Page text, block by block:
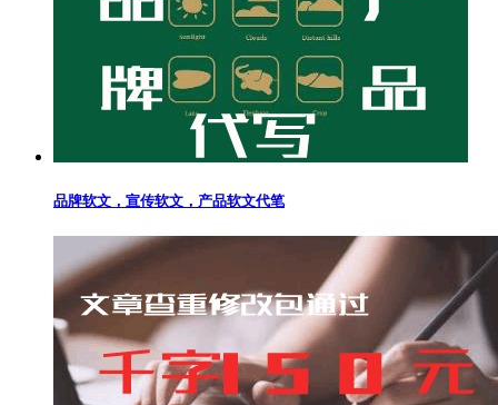
品牌软文，宣传软文，产品软文代笔